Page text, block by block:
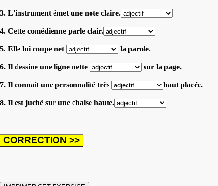
3. L'instrument émet une note claire.
4. Cette comédienne parle clair.
5. Elle lui coupe net la parole.
6. Il dessine une ligne nette sur la page.
7. Il connaît une personnalité très haut placée.
8. Il est juché sur une chaise haute.